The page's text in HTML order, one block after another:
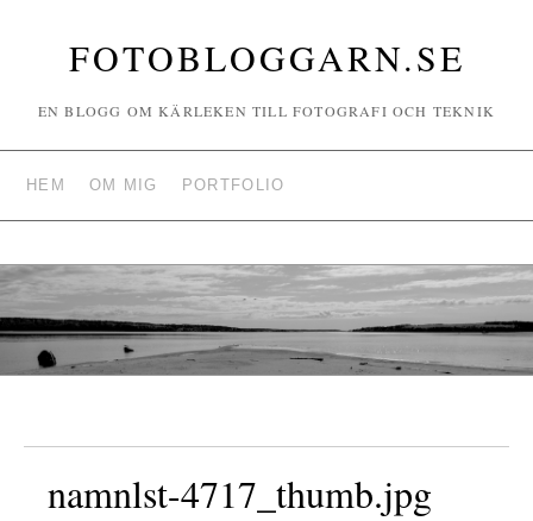
FOTOBLOGGARN.SE
EN BLOGG OM KÄRLEKEN TILL FOTOGRAFI OCH TEKNIK
HEM OM MIG PORTFOLIO
namnlst-4717_thumb.jpg